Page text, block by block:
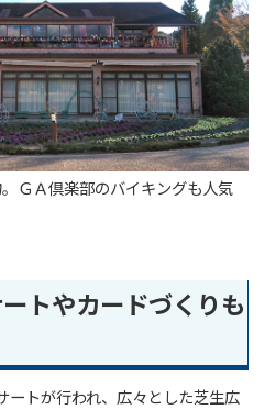
ＧＡ倶楽部のバイキングも人気
トやカードづくりも
ートが行われ、広々とした芝生広